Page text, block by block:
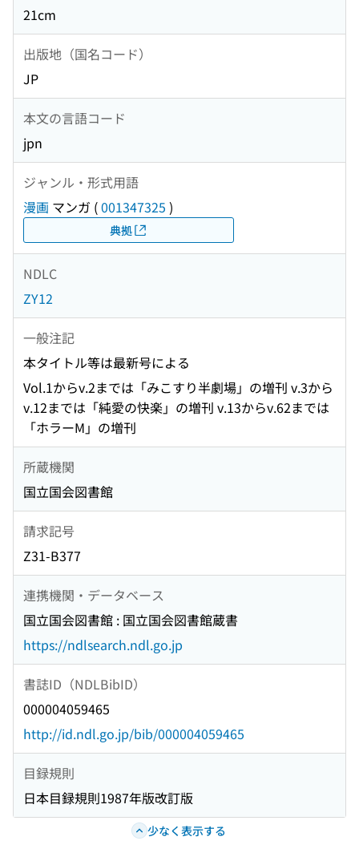
21cm
出版地（国名コード）
JP
本文の言語コード
jpn
ジャンル・形式用語
漫画 マンガ (001347325 )
典拠
NDLC
ZY12
一般注記
本タイトル等は最新号による
Vol.1からv.2までは「みこすり半劇場」の増刊 v.3から
v.12までは「純愛の快楽」の増刊 v.13からv.62までは
「ホラーM」の増刊
所蔵機関
国立国会図書館
請求記号
Z31-B377
連携機関・データベース
国立国会図書館 : 国立国会図書館蔵書
https://ndlsearch.ndl.go.jp
書誌ID（NDLBibID）
000004059465
http://id.ndl.go.jp/bib/000004059465
目録規則
日本目録規則1987年版改訂版
少なく表示する